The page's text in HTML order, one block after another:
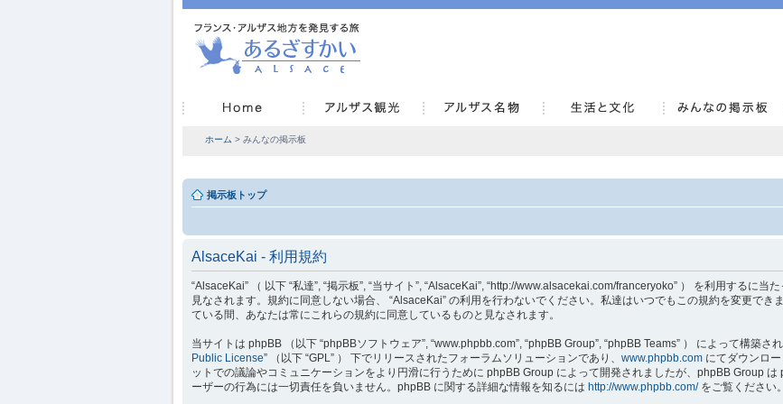
ホーム > みんなの掲示板
掲示板トップ
AlsaceKai - 利用規約
“AlsaceKai” （ 以下 “私達”, “掲示板”, “当サイト”, “AlsaceKai”, “http://www.alsacekai.com/franceryoko” ） を利用するに
見なされます。規約に同意しない場合、 “AlsaceKai” の利用を行わないでください。私達はいつでもこの規約を変更でき
ている間、あなたは常にこれらの規約に同意しているものと見なされます。
当サイトは phpBB （以下 “phpBBソフトウェア”, “www.phpbb.com”, “phpBB Group”, “phpBB Teams” ） によって構築さ
Public License” （以下 “GPL” ） 下でリリースされたフォーラムソリューションであり、 www.phpbb.com にてダウンロ
ットでの議論やコミュニケーションをより円滑に行うために phpBB Group によって開発されましたが、phpBB Group
ーザーの行為には一切責任を負いません。phpBB に関する詳細な情報を知るには http://www.phpbb.com/をご覧ください。